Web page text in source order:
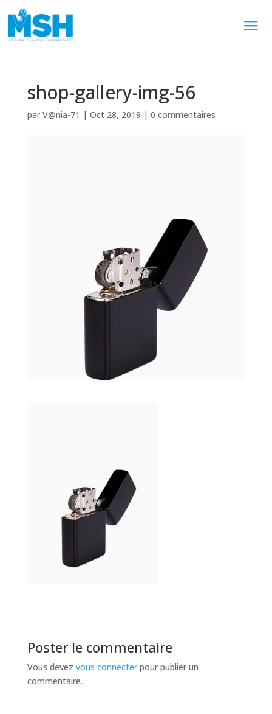
shop-gallery-img-56
par V@nia-71 | Oct 28, 2019 | 0 commentaires
Poster le commentaire
Vous devez vous connecterpour publier un
commentaire.